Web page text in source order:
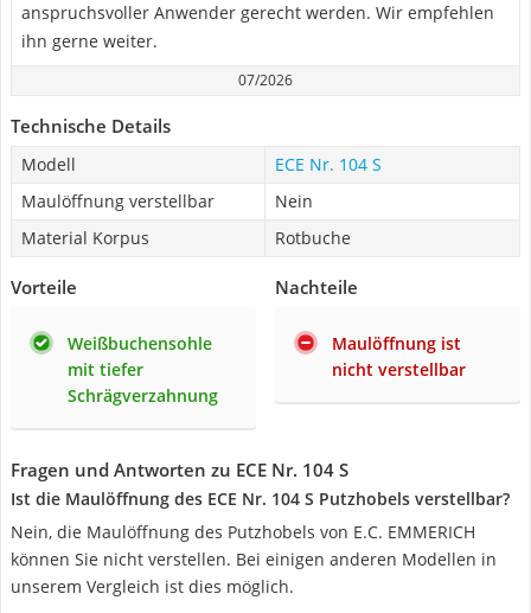
anspruchsvoller Anwender gerecht werden. Wir empfehlen
ihn gerne weiter.
07/2026
Technische Details
Modell
ECE Nr. 104 S
Maulöffnung verstellbar
Nein
Material Korpus
Rotbuche
Vorteile
Weißbuchensohle
mit tiefer
Schrägverzahnung
Nachteile
Maulöffnung ist
nicht verstellbar
Fragen und Antworten zu ECE Nr. 104 S
Ist die Maulöffnung des ECE Nr. 104 S Putzhobels verstellbar?
Nein, die Maulöffnung des Putzhobels von E.C. EMMERICH
können Sie nicht verstellen. Bei einigen anderen Modellen in
unserem Vergleich ist dies möglich.